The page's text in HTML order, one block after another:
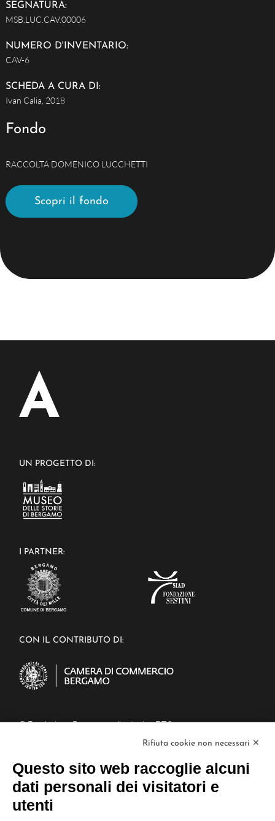
SEGNATURA:
MSB.LUC.CAV.00006
NUMERO D'INVENTARIO:
CAV-6
SCHEDA A CURA DI:
Ivan Calia, 2018
Fondo
RACCOLTA DOMENICO LUCCHETTI
Scopri il fondo
UN PROGETTO DI:
I PARTNER:
CON IL CONTRIBUTO DI:
© Fondazione Bergamo nella storia - E.T.S.
PEC: fondazionebergamonellastoria@cert.aconet.it
L
a
p
L
a
p
L
Rifiuta cookie non necessari ✕
Questo sito web raccoglie alcuni
dati personali dei visitatori e
utenti